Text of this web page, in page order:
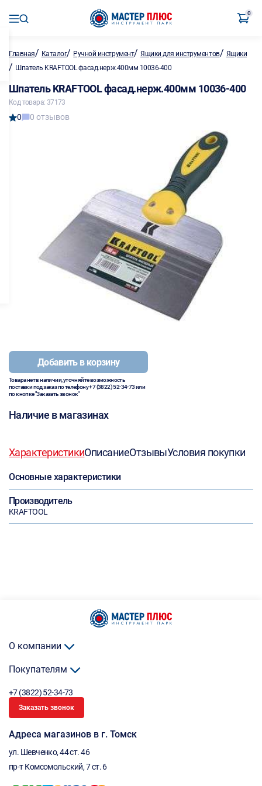
0
Главная/ Каталог/ Ручной инструмент/Ящики для инструментов/ Ящики
/ Шпатель KRAFTOOL фасад.нерж.400мм 10036-400
Шпатель KRAFTOOL фасад.нерж.400мм 10036-400
Код товара: 37173
0 0 отзывов
Добавить в корзину
Товара нет в наличии, уточняйте возможность
поставки под заказ по телефону+7 (3822) 52-34-73или
по кнопке "Заказать звонок"
Наличие в магазинах
ХарактеристикиОписаниеОтзывыУсловия покупки
Основные характеристики
Производитель
KRAFTOOL
О компании
Покупателям
+7 (3822) 52-34-73
Заказать звонок
Адреса магазинов в г. Томск
ул. Шевченко, 44 ст. 46
пр-т Комсомольский, 7 ст. 6